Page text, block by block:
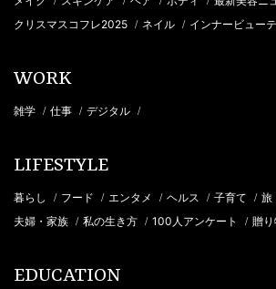
クリスマスコフレ2025 / ネイル / インナービュー
WORK
雑学 / 仕事 / デジタル /
LIFESTYLE
暮らし / フード / エンタメ / ヘルス / 子育て / 旅
夫婦・家族 / 私の生き方 / 100人アンケート / 贈り
EDUCATION